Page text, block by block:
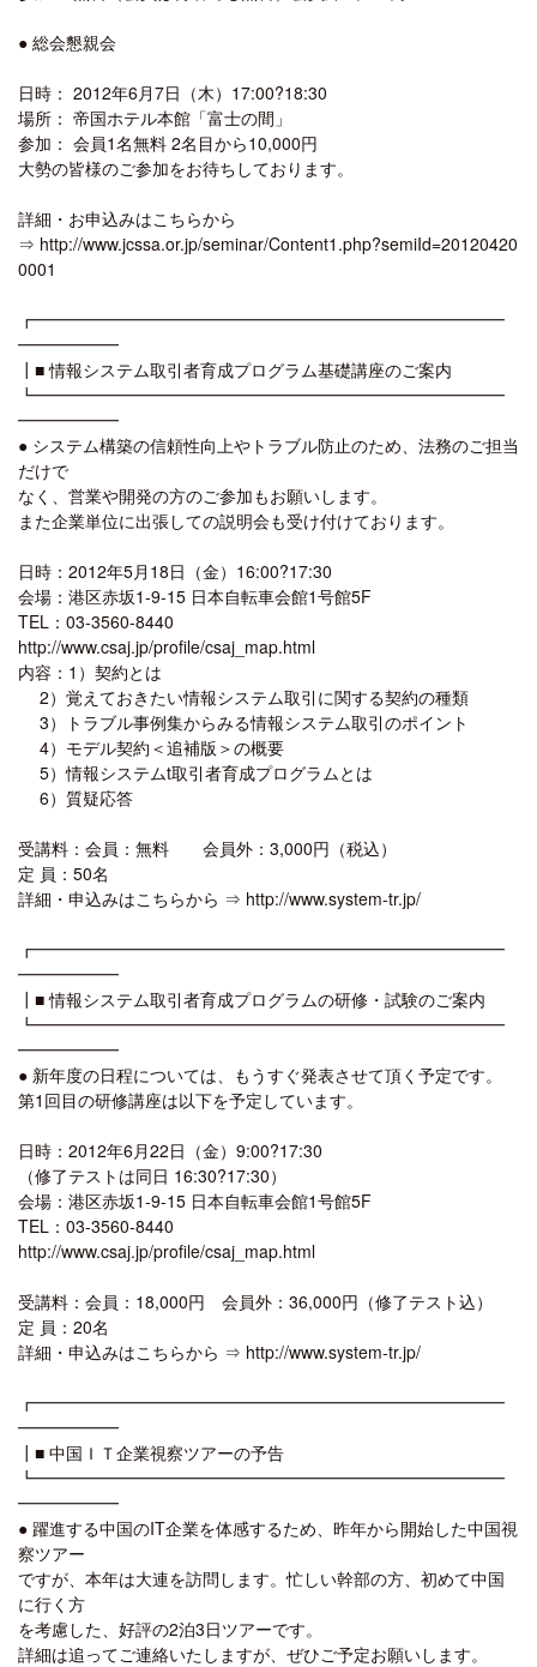
● 総会懇親会
日時： 2012年6月7日（木）17:00?18:30
場所： 帝国ホテル本館「富士の間」
参加： 会員1名無料 2名目から10,000円
大勢の皆様のご参加をお待ちしております。
詳細・お申込みはこちらから
⇒ http://www.jcssa.or.jp/seminar/Content1.php?semiId=20120420
0001
┏━━━━━━━━━━━━━━━━━━━━━━━━━━━━
━━━━━━
┃■ 情報システム取引者育成プログラム基礎講座のご案内
┗━━━━━━━━━━━━━━━━━━━━━━━━━━━━
━━━━━━
● システム構築の信頼性向上やトラブル防止のため、法務のご担当
だけで
なく、営業や開発の方のご参加もお願いします。
また企業単位に出張しての説明会も受け付けております。
日時：2012年5月18日（金）16:00?17:30
会場：港区赤坂1-9-15 日本自転車会館1号館5F
TEL：03-3560-8440
http://www.csaj.jp/profile/csaj_map.html
内容：1）契約とは
2）覚えておきたい情報システム取引に関する契約の種類
3）トラブル事例集からみる情報システム取引のポイント
4）モデル契約＜追補版＞の概要
5）情報システムt取引者育成プログラムとは
6）質疑応答
受講料：会員：無料 会員外：3,000円（税込）
定 員：50名
詳細・申込みはこちらから ⇒ http://www.system-tr.jp/
┏━━━━━━━━━━━━━━━━━━━━━━━━━━━━
━━━━━━
┃■ 情報システム取引者育成プログラムの研修・試験のご案内
┗━━━━━━━━━━━━━━━━━━━━━━━━━━━━
━━━━━━
● 新年度の日程については、もうすぐ発表させて頂く予定です。
第1回目の研修講座は以下を予定しています。
日時：2012年6月22日（金）9:00?17:30
（修了テストは同日 16:30?17:30）
会場：港区赤坂1-9-15 日本自転車会館1号館5F
TEL：03-3560-8440
http://www.csaj.jp/profile/csaj_map.html
受講料：会員：18,000円 会員外：36,000円（修了テスト込）
定 員：20名
詳細・申込みはこちらから ⇒ http://www.system-tr.jp/
┏━━━━━━━━━━━━━━━━━━━━━━━━━━━━
━━━━━━
┃■ 中国ＩＴ企業視察ツアーの予告
┗━━━━━━━━━━━━━━━━━━━━━━━━━━━━
━━━━━━
● 躍進する中国のIT企業を体感するため、昨年から開始した中国視
察ツアー
ですが、本年は大連を訪問します。忙しい幹部の方、初めて中国
に行く方
を考慮した、好評の2泊3日ツアーです。
詳細は追ってご連絡いたしますが、ぜひご予定お願いします。